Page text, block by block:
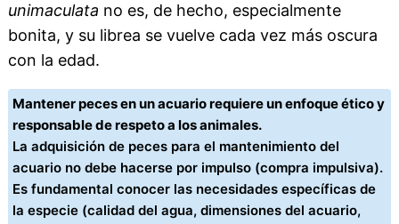
unimaculata no es, de hecho, especialmente
bonita, y su librea se vuelve cada vez más oscura
con la edad.
Mantener peces en un acuario requiere un enfoque ético y
responsable de respeto a los animales.
La adquisición de peces para el mantenimiento del
acuario no debe hacerse por impulso (compra impulsiva).
Es fundamental conocer las necesidades específicas de
la especie (calidad del agua, dimensiones del acuario,